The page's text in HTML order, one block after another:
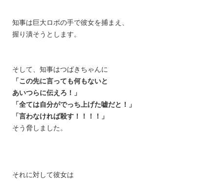
知事は巨大ロボの手で彼女を捕まえ、
握り潰そうとします。
そして、知事はつばきちゃんに
「この先に言っても何もないと
あいつらに伝えろ！」
「全ては自分がでっち上げた嘘だと！」
「言わなければ殺す！！！！」
そう脅しました。
それに対して彼女は